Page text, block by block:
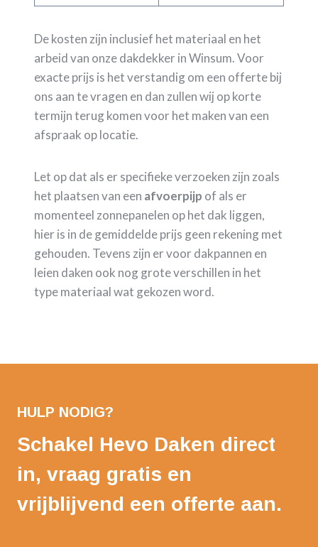
De kosten zijn inclusief het materiaal en het
arbeid van onze dakdekker in Winsum. Voor
exacte prijs is het verstandig om een offerte bij
ons aan te vragen en dan zullen wij op korte
termijn terug komen voor het maken van een
afspraak op locatie.
Let op dat als er specifieke verzoeken zijn zoals
het plaatsen van een afvoerpijp of als er
momenteel zonnepanelen op het dak liggen,
hier is in de gemiddelde prijs geen rekening met
gehouden. Tevens zijn er voor dakpannen en
leien daken ook nog grote verschillen in het
type materiaal wat gekozen word.
HULP NODIG?
Schakel Hevo Daken direct
in, vraag gratis en
vrijblijvend een offerte aan.